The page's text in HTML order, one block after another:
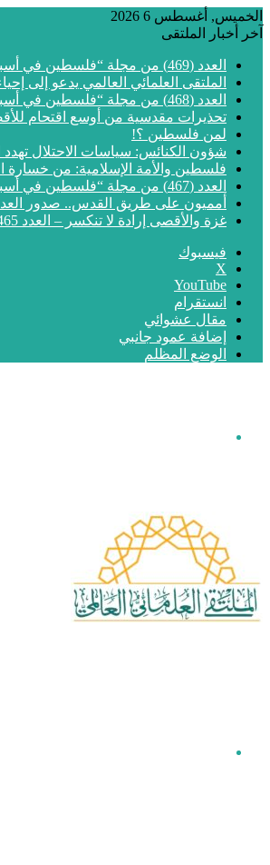
الخميس, أغسطس 6 2026
آخر أخبار الملتقى
العدد (469) من مجلة “فلسطين في أسبوع” بعنوان: أين العجب من مما يجري في فلسطين
الملتقى العلمائي العالمي يدعو إلى
العدد (468) من مجلة “فلسطين في أسبوع” بعنوان: وسوف تُسألون عن الأقصى
تحذيرات مقدسية من أوسع اقتحام
لمن فلسطين ؟!
شؤون الكنائس: سياسات الاحتلال
فلسطين والأمة الإسلامية: من خسارة
العدد (467) من مجلة “فلسطين في أسبوع” بعنوان: لمن فلسطين؟
أمميون على طريق القدس.. صدور العدد (466) من مجلة “فلسطين في
غزة والأقصى إرادة لا تنكسر – العدد 465
فيسبوك
‫X
‫YouTube
انستقرام
مقال عشوائي
إضافة عمود جانبي
الوضع المظلم